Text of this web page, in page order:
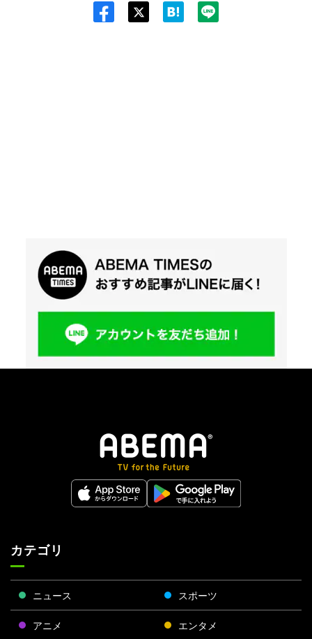
カテゴリ
ニュース スポーツ
アニメ エンタメ